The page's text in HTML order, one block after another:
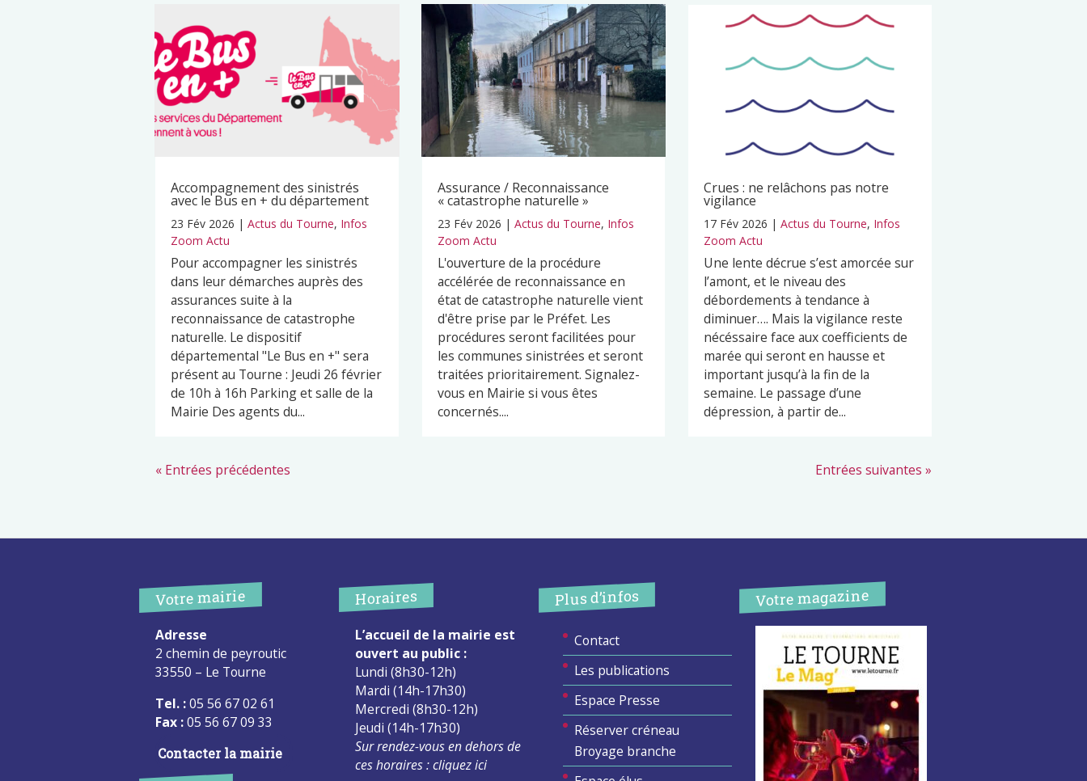
Accompagnement des sinistrés
avec le Bus en + du département
23 Fév 2026 | Actus du Tourne, Infos
Zoom Actu
Pour accompagner les sinistrés
dans leur démarches auprès des
assurances suite à la
reconnaissance de catastrophe
naturelle. Le dispositif
départemental "Le Bus en +" sera
présent au Tourne : Jeudi 26 février
de 10h à 16h Parking et salle de la
Mairie Des agents du...
Assurance / Reconnaissance
« catastrophe naturelle »
23 Fév 2026 | Actus du Tourne, Infos
Zoom Actu
L'ouverture de la procédure
accélérée de reconnaissance en
état de catastrophe naturelle vient
d'être prise par le Préfet. Les
procédures seront facilitées pour
les communes sinistrées et seront
traitées prioritairement. Signalez-
vous en Mairie si vous êtes
concernés....
Crues : ne relâchons pas notre
vigilance
17 Fév 2026 |Actus du Tourne, Infos
Zoom Actu
Une lente décrue s’est amorcée sur
l’amont, et le niveau des
débordements à tendance à
diminuer…. Mais la vigilance reste
nécéssaire face aux coefficients de
marée qui seront en hausse et
important jusqu’à la fin de la
semaine. Le passage d’une
dépression, à partir de...
« Entrées précédentes Entrées suivantes »
Votre mairie
Adresse
2 chemin de peyroutic
33550 – Le Tourne
Tel. :05 56 67 02 61
Fax :05 56 67 09 33
Contacter la mairie
Horaires
L’accueil de la mairie est
ouvert au public :
Lundi (8h30-12h)
Mardi (14h-17h30)
Mercredi (8h30-12h)
Jeudi (14h-17h30)
Sur rendez-vous en dehors de
ces horaires :cliquez ici
Plus d’infos
Contact
Les publications
Espace Presse
Réserver créneau
Broyage branche
Votre magazine